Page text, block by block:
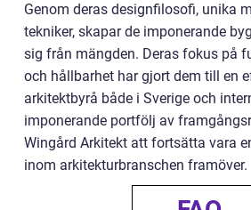
Genom deras designfilosofi, unika
tekniker, skapar de imponerande
sig från mängden. Deras fokus på
och hållbarhet har gjort dem till en
arkitektbyrå både i Sverige och
imponerande portfölj av
Wingård Arkitekt att fortsätta vara
inom arkitekturbranschen framöver.